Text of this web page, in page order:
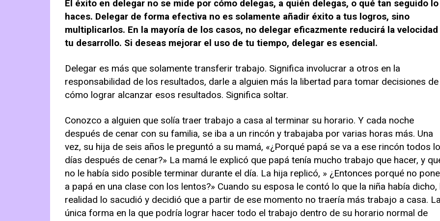
El éxito en delegar no se mide por cómo delegas, a quién delegas, o qué tan seguido lo
haces. Delegar de forma efectiva no es solamente añadir éxito a tus logros, sino
multiplicarlos. En la mayoría de los casos, no delegar eficazmente reducirá la velocidad
tu desarrollo. Si deseas mejorar el uso de tu tiempo, delegar es esencial.
Delegar es más que solamente transferir trabajo. Significa involucrar a otros en la
responsabilidad de los resultados, darle a alguien más la libertad para tomar decisiones de
cómo lograr alcanzar esos resultados. Significa soltar.
Conozco a alguien que solía traer trabajo a casa al terminar su horario. Y cada noche
después de cenar con su familia, se iba a un rincón y trabajaba por varias horas más. Una
vez, su hija de seis años le preguntó a su mamá, «¿Porqué papá se va a ese rincón todos
días después de cenar?» La mamá le explicó que papá tenía mucho trabajo que hacer, y
no le había sido posible terminar durante el día. La hija replicó, » ¿Entonces porqué no
a papá en una clase con los lentos?» Cuando su esposa le contó lo que la niña había dicho,
realidad lo sacudió y decidió que a partir de ese momento no traería más trabajo a casa. La
única forma en la que podría lograr hacer todo el trabajo dentro de su horario normal de